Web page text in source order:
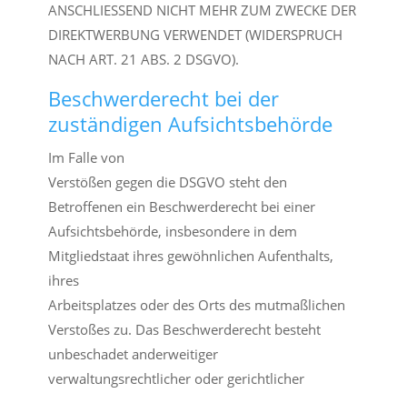
ANSCHLIESSEND NICHT MEHR ZUM ZWECKE DER
DIREKTWERBUNG VERWENDET (WIDERSPRUCH
NACH ART. 21 ABS. 2 DSGVO).
Beschwerde­recht bei der
zuständigen Aufsichts­behörde
Im Falle von
Verstößen gegen die DSGVO steht den
Betroffenen ein Beschwerderecht bei einer
Aufsichtsbehörde, insbesondere in dem
Mitgliedstaat ihres gewöhnlichen Aufenthalts,
ihres
Arbeitsplatzes oder des Orts des mutmaßlichen
Verstoßes zu. Das Beschwerderecht besteht
unbeschadet anderweitiger
verwaltungsrechtlicher oder gerichtlicher